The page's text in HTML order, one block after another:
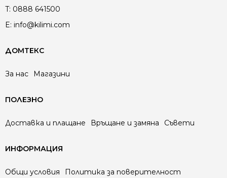
T: 0888 641500
E: info@kilimi.com
ДОМТЕКС
За нас Магазини
ПОЛЕЗНО
Доставка и плащане Връщане и замяна Съвети
ИНФОРМАЦИЯ
Общи условия Политика за поверителност